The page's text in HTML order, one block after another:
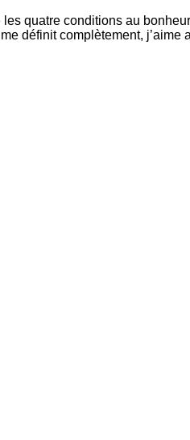
quatre conditions au
définit complètement,